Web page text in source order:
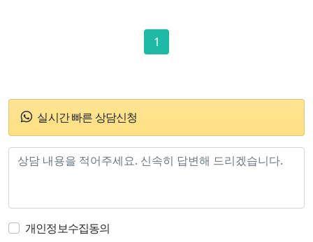
실시간 빠른 상담신청
개인정보수집동의
1